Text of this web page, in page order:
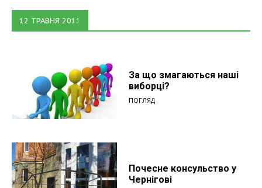
12 ТРАВНЯ 2011
За що змагаються наші
виборці?
ПОГЛЯД
Почесне консульство у
Чернігові